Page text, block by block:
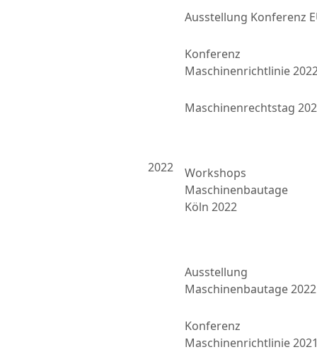
Ausstellung Konferenz
2022
Konferenz
Maschinenrichtlinie
Maschinenrechtstag
Workshops
Maschinenbautage
Köln 2022
Ausstellung
Maschinenbautage 2022
Konferenz
Maschinenrichtlinie